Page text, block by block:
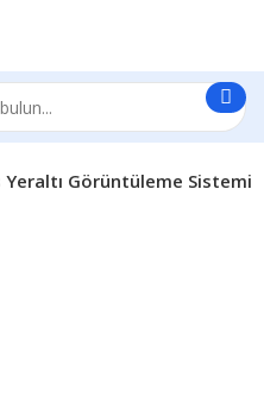
Yeraltı Görüntüleme Sistemi